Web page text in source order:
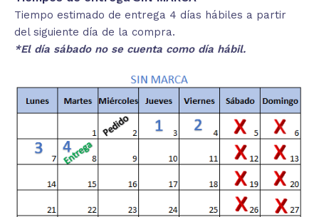
Tiempo estimado de entrega 4 días hábiles a partir
del siguiente día de la compra.
*El día sábado no se cuenta como día hábil.